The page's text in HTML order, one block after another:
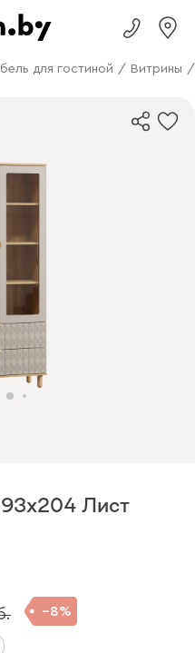
для гостиной / Витрины /
Лист
8